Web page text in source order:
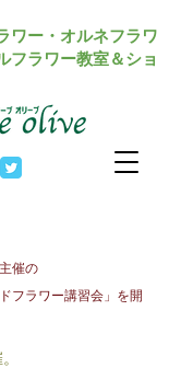
ワー・オルネフラワ
フラワー教室＆ショ
催の
フラワー講習会」を開